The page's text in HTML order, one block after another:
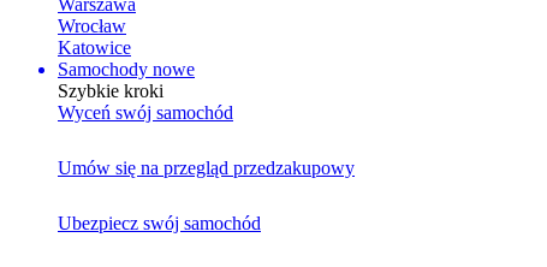
Warszawa
Wrocław
Katowice
Samochody nowe
Szybkie kroki
Wyceń swój samochód
Umów się na przegląd przedzakupowy
Ubezpiecz swój samochód